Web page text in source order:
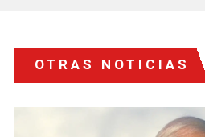
OTRAS NOTICIAS